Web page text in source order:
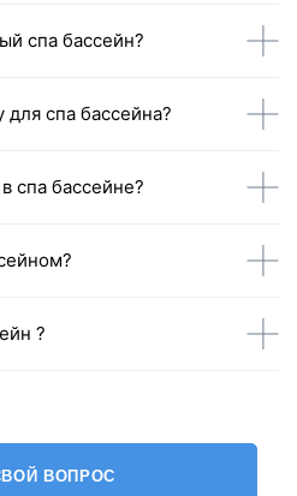
спа бассейн?
спа бассейна?
спа бассейне?
?
ВОПРОС